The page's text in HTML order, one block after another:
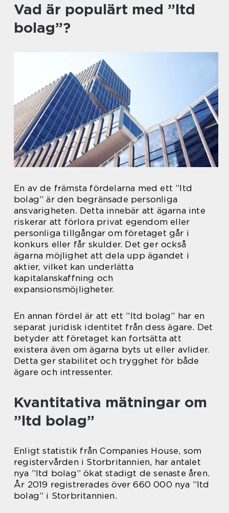
Vad är populärt med ”ltd
bolag”?
En av de främsta fördelarna med ett ”ltd
bolag” är den begränsade personliga
ansvarigheten. Detta innebär att ägarna inte
riskerar att förlora privat egendom eller
personliga tillgångar om företaget går i
konkurs eller får skulder. Det ger också
ägarna möjlighet att dela upp ägandet i
aktier, vilket kan underlätta
kapitalanskaffning och
expansionsmöjligheter.
En annan fördel är att ett ”ltd bolag” har en
separat juridisk identitet från dess ägare. Det
betyder att företaget kan fortsätta att
existera även om ägarna byts ut eller avlider.
Detta ger stabilitet och trygghet för både
ägare och intressenter.
Kvantitativa mätningar om
”ltd bolag”
Enligt statistik från Companies House, som
registervården i Storbritannien, har antalet
nya ”ltd bolag” ökat stadigt de senaste åren.
År 2019 registrerades över 660 000 nya ”ltd
bolag” i Storbritannien.